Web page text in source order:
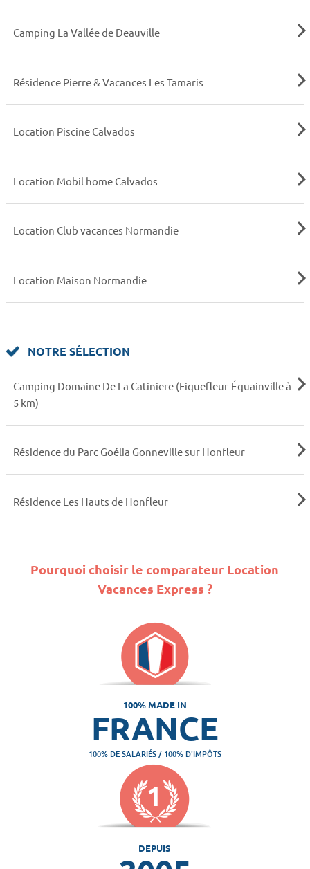
Camping La Vallée de Deauville
Résidence Pierre & Vacances Les Tamaris
Location Piscine Calvados
Location Mobil home Calvados
Location Club vacances Normandie
Location Maison Normandie
NOTRE SÉLECTION
Camping Domaine De La Catiniere (Fiquefleur-Équainville à
5 km)
Résidence du Parc Goélia Gonneville sur Honfleur
Résidence Les Hauts de Honfleur
Pourquoi choisir le comparateur Location
Vacances Express ?
100% MADE IN
FRANCE
100% DE SALARIÉS / 100% D'IMPÔTS
DEPUIS